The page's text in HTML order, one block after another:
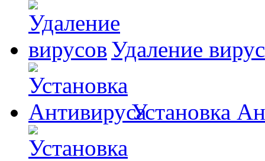
Удаление
Установка